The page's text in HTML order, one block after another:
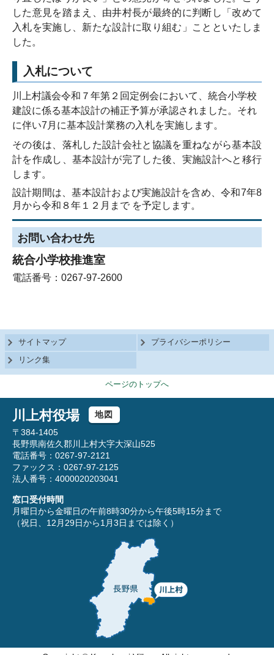
した意見を踏まえ、由井村長が最終的に判断し「改めて
入札を実施し、新たな設計に取り組む」ことといたしま
した。
入札について
川上村議会令和７年第２回定例会において、統合小学校
建設に係る基本設計の補正予算が承認されました。それ
に伴い7 月に基本設計業務の入札を実施します。
その後は、落札した設計会社と協議を重ねながら基本設
計を作成し、基本設計が完了した後、実施設計へと移行
します。
設計期間は、基本設計および実施設計を含め、令和7年8
月から令和８年１２月まで を予定します。
お問い合わせ先
統合小学校推進室
電話番号：0267-97-2600
サイトマップ
プライバシーポリシー
リンク集
ページのトップへ
川上村役場
地図
〒384-1405
長野県南佐久郡川上村大字大深山525
電話番号：0267-97-2121
ファックス：0267-97-2125
法人番号：4000020203041
窓口受付時間
月曜日から金曜日の午前8時30分から午後5時15分まで
（祝日、12月29日から1月3日までは除く）